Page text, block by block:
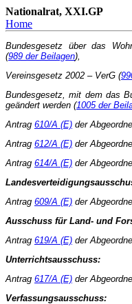
Nationalrat, XXI.GP
Home
Bundesgesetz über das
(989 der Beilagen),
Vereinsgesetz 2002 – VerG (
Bundesgesetz, mit dem das
geändert werden (1005 der
Antrag 610/A (E) der
Antrag 612/A (E) der
Antrag 614/A (E) der
Antrag 609/A (E) der
Ausschuss für Land- und
Antrag 619/A (E) der
Unterrichtsausschuss:
Antrag 617/A (E) der
Verfassungsausschuss: